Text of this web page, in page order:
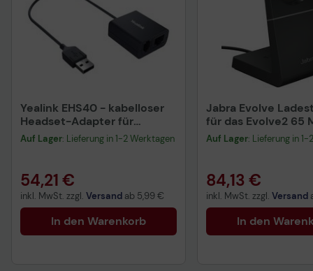
Yealink EHS40 - kabelloser
Headset-Adapter für
drahtloses Headset
Auf Lager: Lieferung in 1-2 Werktagen
54,21 €
inkl. MwSt. zzgl. Versand ab 5,99 €
In den Warenkorb
Jabra Evolve
für das Evolve2 65
Auf Lager: Lieferung in
84,13 €
inkl. MwSt. zzgl. Versand
In den